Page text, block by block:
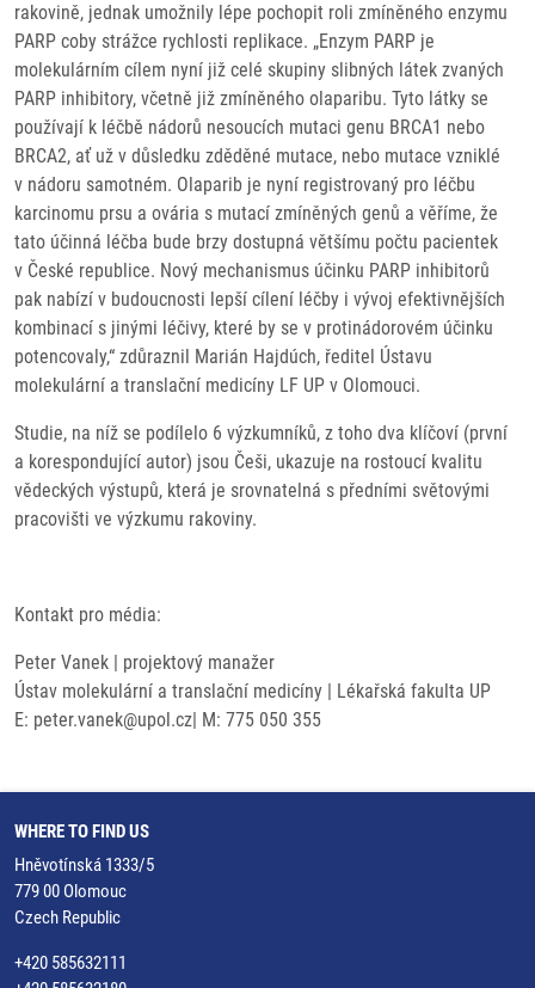
rakovině, jednak umožnily lépe pochopit roli zmíněného enzymu
PARP coby strážce rychlosti replikace. „Enzym PARP je
molekulárním cílem nyní již celé skupiny slibných látek zvaných
PARP inhibitory, včetně již zmíněného olaparibu. Tyto látky se
používají k léčbě nádorů nesoucích mutaci genu BRCA1 nebo
BRCA2, ať už v důsledku zděděné mutace, nebo mutace vzniklé
v nádoru samotném. Olaparib je nyní registrovaný pro léčbu
karcinomu prsu a ovária s mutací zmíněných genů a věříme, že
tato účinná léčba bude brzy dostupná většímu počtu pacientek
v České republice. Nový mechanismus účinku PARP inhibitorů
pak nabízí v budoucnosti lepší cílení léčby i vývoj efektivnějších
kombinací s jinými léčivy, které by se v protinádorovém účinku
potencovaly,“ zdůraznil Marián Hajdúch, ředitel Ústavu
molekulární a translační medicíny LF UP v Olomouci.
Studie, na níž se podílelo 6 výzkumníků, z toho dva klíčoví (první
a korespondující autor) jsou Češi, ukazuje na rostoucí kvalitu
vědeckých výstupů, která je srovnatelná s předními světovými
pracovišti ve výzkumu rakoviny.
Kontakt pro média:
Peter Vanek | projektový manažer
Ústav molekulární a translační medicíny | Lékařská fakulta UP
E: peter.vanek@upol.cz| M: 775 050 355
WHERE TO FIND US
Hněvotínská 1333/5
779 00 Olomouc
Czech Republic
+420 585632111